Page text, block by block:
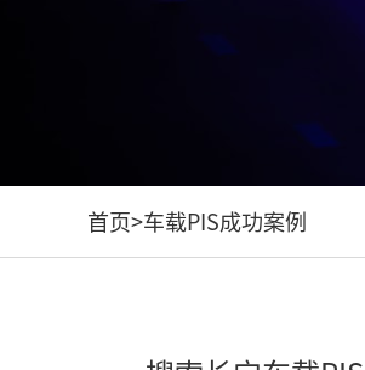
首页>车载PIS成功案例